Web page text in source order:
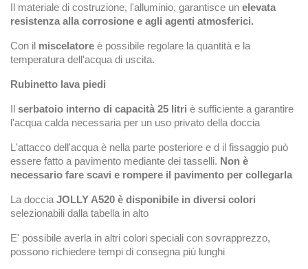
Il materiale di costruzione, l'alluminio, garantisce un elevata
resistenza alla corrosione e agli agenti atmosferici.
Con il miscelatore è possibile regolare la quantità e la
temperatura dell'acqua di uscita.
Rubinetto lava piedi
Il serbatoio interno di capacità 25 litri è sufficiente a garantire
l'acqua calda necessaria per un uso privato della doccia
L'attacco dell'acqua è nella parte posteriore e d il fissaggio può
essere fatto a pavimento mediante dei tasselli. Non è
necessario fare scavi e rompere il pavimento per collegarla
La doccia JOLLY A520 è disponibile in diversi colori
selezionabili dalla tabella in alto
E' possibile averla in altri colori speciali con sovrapprezzo,
possono richiedere tempi di consegna più lunghi